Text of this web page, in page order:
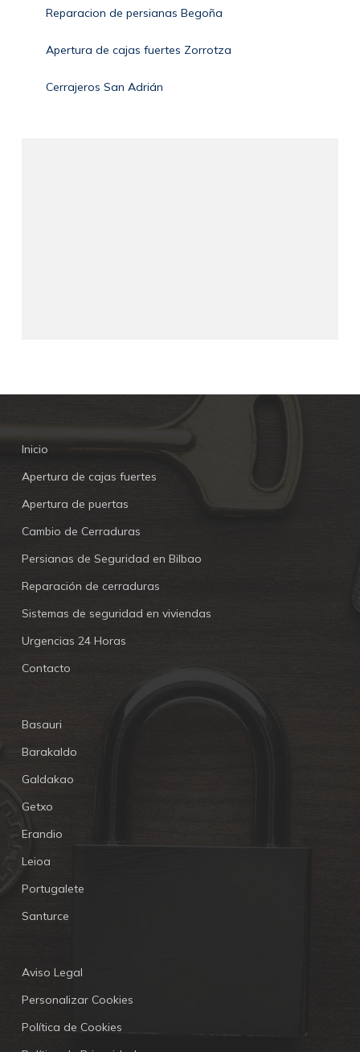
Reparacion de persianas Begoña
Apertura de cajas fuertes Zorrotza
Cerrajeros San Adrián
Inicio
Apertura de cajas fuertes
Apertura de puertas
Cambio de Cerraduras
Persianas de Seguridad en Bilbao
Reparación de cerraduras
Sistemas de seguridad en viviendas
Urgencias 24 Horas
Contacto
Basauri
Barakaldo
Galdakao
Getxo
Erandio
Leioa
Portugalete
Santurce
Aviso Legal
Personalizar Cookies
Política de Cookies